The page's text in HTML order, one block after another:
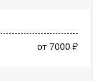
от 7000 ₽